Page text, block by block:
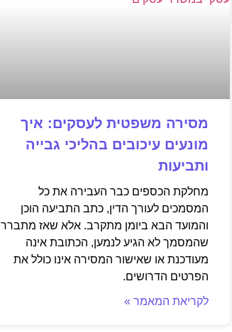
מסירה משפטית לעסקים: איך
מונעים עיכובים בהליכי גבייה
ותביעות
מחלקת הכספים כבר העבירה את כל
המסמכים לעורך הדין, כתב התביעה הוכן
והמועד הבא ביומן מתקרב. אלא שאז מתברר
שהמסמך לא הגיע לנמען, הכתובת אינה
מעודכנת או שאישור המסירה אינו כולל את
הפרטים הדרושים.
לקריאת המאמר »